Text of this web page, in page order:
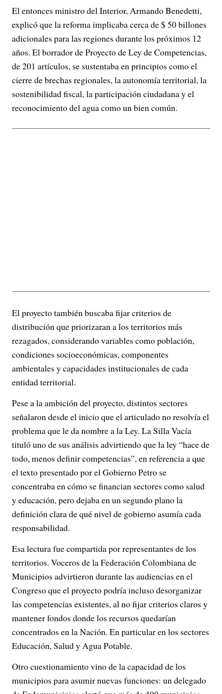
El entonces ministro del Interior, Armando Benedetti,
explicó que la reforma implicaba cerca de $ 50 billones
adicionales para las regiones durante los próximos 12
años. El borrador de Proyecto de Ley de Competencias,
de 201 artículos, se sustentaba en principios como el
cierre de brechas regionales, la autonomía territorial, la
sostenibilidad fiscal, la participación ciudadana y el
reconocimiento del agua como un bien común.
El proyecto también buscaba fijar criterios de
distribución que priorizaran a los territorios más
rezagados, considerando variables como población,
condiciones socioeconómicas, componentes
ambientales y capacidades institucionales de cada
entidad territorial.
Pese a la ambición del proyecto, distintos sectores
señalaron desde el inicio que el articulado no resolvía el
problema que le da nombre a la Ley. La Silla Vacía
tituló uno de sus análisis advirtiendo que la ley “hace de
todo, menos definir competencias”, en referencia a que
el texto presentado por el Gobierno Petro se
concentraba en cómo se financian sectores como salud
y educación, pero dejaba en un segundo plano la
definición clara de qué nivel de gobierno asumía cada
responsabilidad.
Esa lectura fue compartida por representantes de los
territorios. Voceros de la Federación Colombiana de
Municipios advirtieron durante las audiencias en el
Congreso que el proyecto podría incluso desorganizar
las competencias existentes, al no fijar criterios claros y
mantener fondos donde los recursos quedarían
concentrados en la Nación. En particular en los sectores
Educación, Salud y Agua Potable.
Otro cuestionamiento vino de la capacidad de los
municipios para asumir nuevas funciones: un delegado